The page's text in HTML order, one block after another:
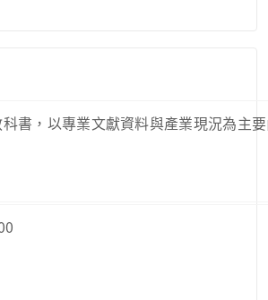
科書，以專業文獻資料與產業現況為